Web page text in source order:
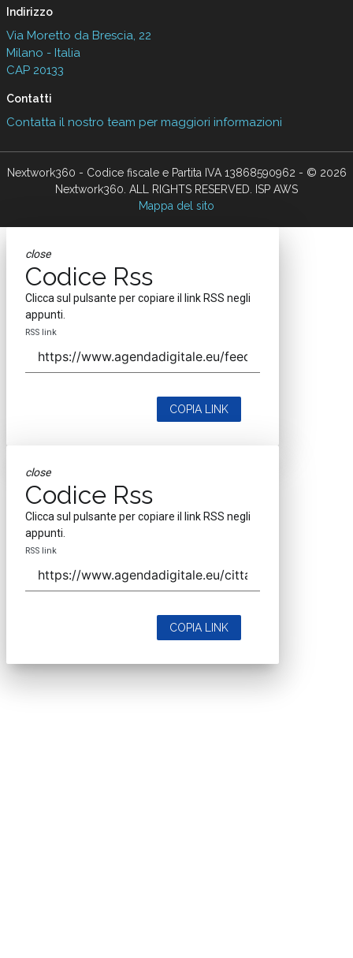
Indirizzo
Via Moretto da Brescia, 22
Milano - Italia
CAP 20133
Contatti
Contatta il nostro team per maggiori informazioni
Nextwork360 - Codice fiscale e Partita IVA 13868590962 - © 2026
Nextwork360. ALL RIGHTS RESERVED. ISP AWS
Mappa del sito
close
Codice Rss
Clicca sul pulsante per copiare il link RSS negli
appunti.
RSS link
COPIA LINK
close
Codice Rss
Clicca sul pulsante per copiare il link RSS negli
appunti.
RSS link
COPIA LINK